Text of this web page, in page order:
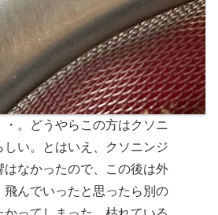
・。どうやらこの方はクソニ
しい。とはいえ、クソニンジ
はなかったので、この後は外
飛んでいったと思ったら別の